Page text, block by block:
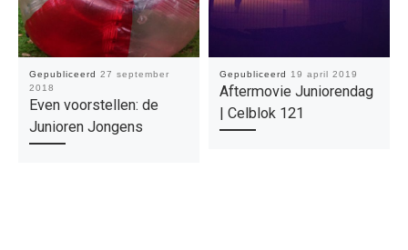
Gepubliceerd 27 september
2018
Even voorstellen: de
Junioren Jongens
Gepubliceerd 19 april 2019
Aftermovie Juniorendag
| Celblok 121